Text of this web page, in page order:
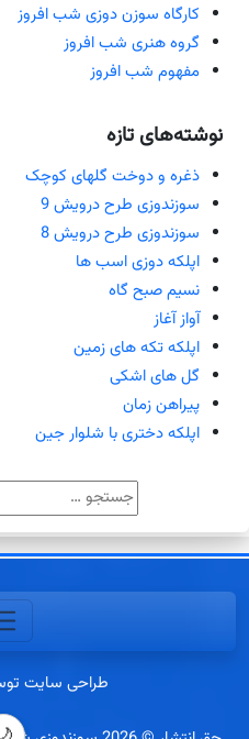
کارگاه سوزن دوزی شب افروز
گروه هنری شب افروز
مفهوم شب افروز
نوشته‌های تازه
ذغره و دوخت گلهای کوچک
سوزندوزی طرح درویش 9
سوزندوزی طرح درویش 8
اپلکه دوزی اسب ها
نسیم صبح گاه
آواز آغاز
اپلکه تکه های زمین
گل های اشکی
پیراهن زمان
اپلکه دختری با شلوار جین
جستجو
برای:
طراحی سایت